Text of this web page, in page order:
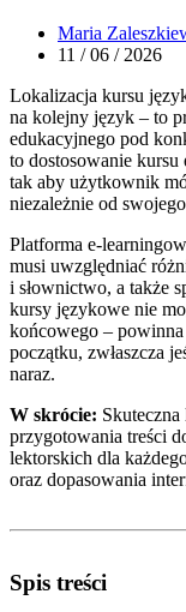
Maria
11 / 06 / 2026
Lokalizacja kursu
na kolejny język – to
edukacyjnego pod
to dostosowanie
tak aby użytkownik
niezależnie od
Platforma e-
musi uwzględniać
i słownictwo, a także
kursy językowe nie
końcowego –
początku, zwłaszcza
naraz.
W skrócie:
przygotowania treści
lektorskich dla
oraz dopasowania
Spis treści